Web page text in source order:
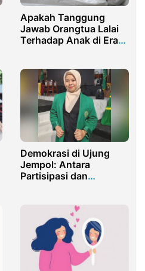
Apakah Tanggung
Jawab Orangtua Lalai
Terhadap Anak di Era
Demokrasi di Ujung
Jempol: Antara
Partisipasi dan